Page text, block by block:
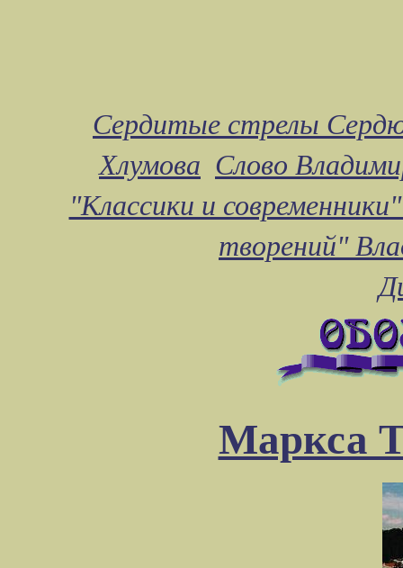
Сердитые стрелы
Хлумова Слово
"Классики и
творений"
Маркса